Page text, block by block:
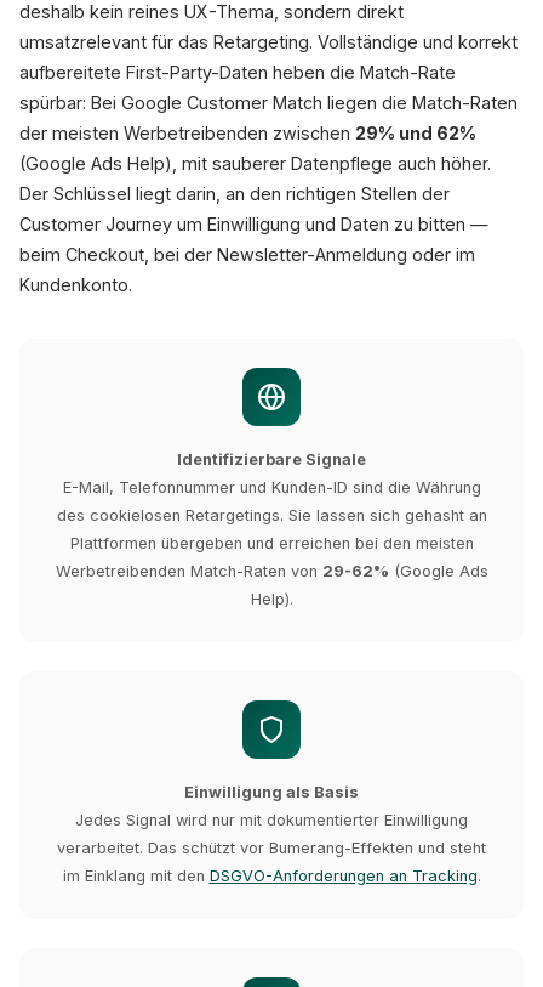
deshalb kein reines UX-Thema, sondern direkt
umsatzrelevant für das Retargeting. Vollständige und korrekt
aufbereitete First-Party-Daten heben die Match-Rate
spürbar: Bei Google Customer Match liegen die Match-Raten
der meisten Werbetreibenden zwischen 29% und 62%
(Google Ads Help), mit sauberer Datenpflege auch höher.
Der Schlüssel liegt darin, an den richtigen Stellen der
Customer Journey um Einwilligung und Daten zu bitten —
beim Checkout, bei der Newsletter-Anmeldung oder im
Kundenkonto.
Identifizierbare Signale
E-Mail, Telefonnummer und Kunden-ID sind die Währung
des cookielosen Retargetings. Sie lassen sich gehasht an
Plattformen übergeben und erreichen bei den meisten
Werbetreibenden Match-Raten von 29-62% (Google Ads
Help).
Einwilligung als Basis
Jedes Signal wird nur mit dokumentierter Einwilligung
verarbeitet. Das schützt vor Bumerang-Effekten und steht
im Einklang mit den DSGVO-Anforderungen an Tracking.